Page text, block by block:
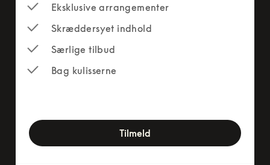
Eksklusive arrangementer
Skræddersyet indhold
Særlige tilbud
Bag kulisserne
Tilmeld